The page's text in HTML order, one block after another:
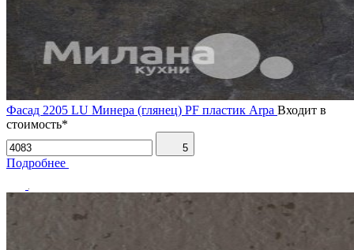
Фасад 2205 LU Минера (глянец) PF пластик Arpa Входит в
стоимость*
5
Подробнее